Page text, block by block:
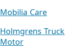
Mobilia Care
Holmgrens Truck
Motor